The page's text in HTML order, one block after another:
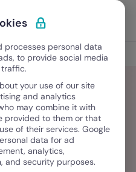
Discover Factorial
desde que aprendeu a
e content
processes personal data
to provide social media
your use of our site
and analytics
may combine it with
provided to them or that
of their services. Google
data for ad
analytics,
and security purposes.